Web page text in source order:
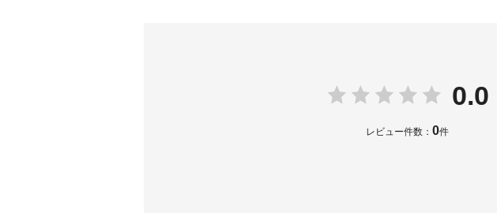
0.0
レビュー件数： 0件